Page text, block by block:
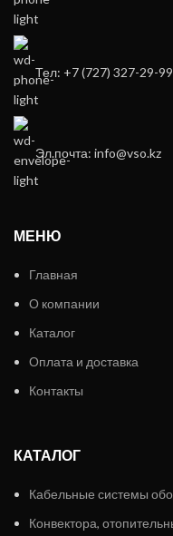
Тел: +7 (727) 327-29-99
Эл.почта: info@vso.kz
МЕНЮ
Главная
О компании
Каталог
Оплата и доставка
Контакты
КАТАЛОГ
Кабельные системы
Конвектора,